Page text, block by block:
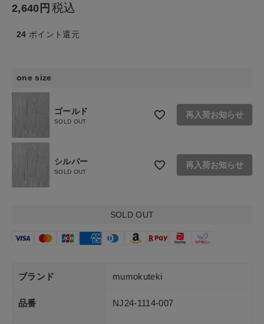
ギフト
ブランド
全ての商品
CONTENTS
お問い合わせ
2,640 税込
24 ポイント還元
one size
ゴールド
SOLD OUT
再入荷お知らせ
シルバー
SOLD OUT
再入荷お知らせ
SOLD OUT
ブランド mumokuteki
品番 NJ24-1114-007